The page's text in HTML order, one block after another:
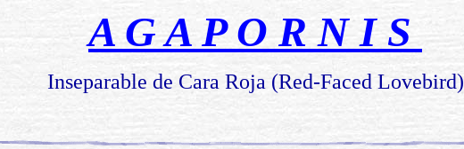
A G A P O R N I S
Inseparable de Cara Roja (Red-Faced Lovebird)